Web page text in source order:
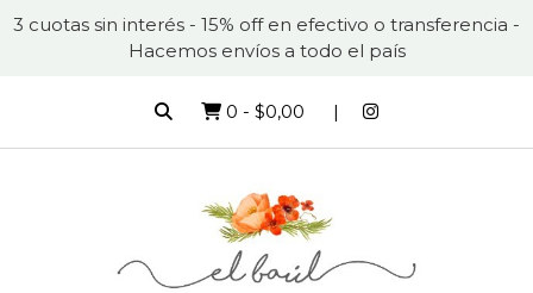
3 cuotas sin interés - 15% off en efectivo o transferencia -
Hacemos envíos a todo el país
0 - $0,00